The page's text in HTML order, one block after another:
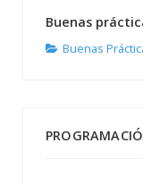
Buenas
Buenas